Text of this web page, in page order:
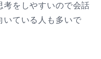
をしやすいので会話
いている人も多いで